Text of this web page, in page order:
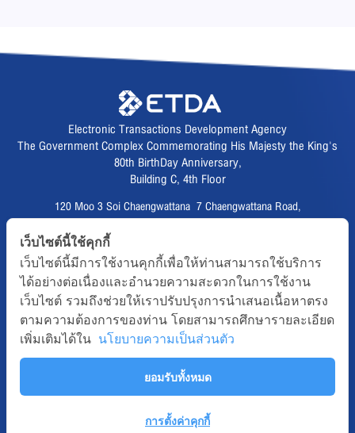
Electronic Transactions Development Agency
The Government Complex Commemorating His Majesty the King's
80th BirthDay Anniversary,
Building C, 4th Floor
120 Moo 3 Soi Chaengwattana 7 Chaengwattana Road,
Fax :02 123 1200
CAll CENTER :02 123 1234
email :info@etda.or.th
Follows
Copyright © 2020, All right reserved.ETDA | Electronic Transactions
Development Agency
Sitemap
เว็บไซต์นี้ใช้คุกกี้
เว็บไซต์นี้มีการใช้งานคุกกี้เพื่อให้ท่านสามารถใช้บริการ
ได้อย่างต่อเนื่องและอำนวยความสะดวกในการใช้งาน
เว็บไซต์ รวมถึงช่วยให้เราปรับปรุงการนำเสนอเนื้อหาตรง
ตามความต้องการของท่าน โดยสามารถศึกษารายละเอียด
เพิ่มเติมได้ใน นโยบายความเป็นส่วนตัว
ยอมรับทั้งหมด
การตั้งค่าคุกกี้